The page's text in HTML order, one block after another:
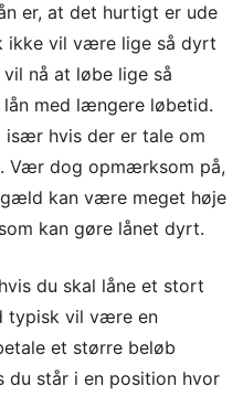
er, at det hurtigt er ude
ikke vil være lige så dyrt
nå at løbe lige så
med længere løbetid.
hvis der er tale om
Vær dog opmærksom på,
kan være meget høje
kan gøre lånet dyrt.
du skal låne et stort
typisk vil være en
et større beløb
du står i en position hvor